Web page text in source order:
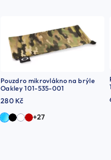
Pouzdro mikrovlákno na brýle
Oakley 101-535-001
280 Kč
+27